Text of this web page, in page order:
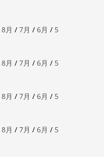
8月 / 7月 / 6月 / 5
8月 / 7月 / 6月 / 5
8月 / 7月 / 6月 / 5
8月 / 7月 / 6月 / 5